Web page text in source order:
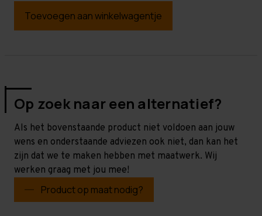
Toevoegen aan winkelwagentje
Op zoek naar een alternatief?
Als het bovenstaande product niet voldoen aan jouw
wens en onderstaande adviezen ook niet, dan kan het
zijn dat we te maken hebben met maatwerk. Wij
werken graag met jou mee!
Product op maat nodig?